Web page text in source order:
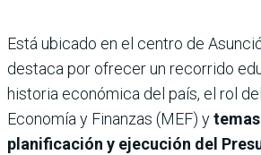
Está ubicado en el centro de
destaca por ofrecer un recorrido
historia económica del país, el rol
Economía y Finanzas (MEF) y
planificación y ejecución del